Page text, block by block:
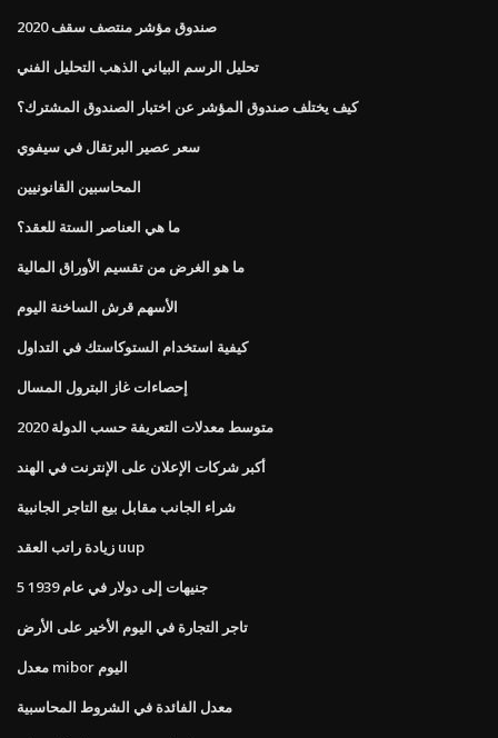
صندوق مؤشر منتصف سقف 2020
تحليل الرسم البياني الذهب التحليل الفني
كيف يختلف صندوق المؤشر عن اختبار الصندوق المشترك؟
سعر عصير البرتقال في سيفوي
المحاسبين القانونيين
ما هي العناصر الستة للعقد؟
ما هو الغرض من تقسيم الأوراق المالية
الأسهم قرش الساخنة اليوم
كيفية استخدام الستوكاستك في التداول
إحصاءات غاز البترول المسال
متوسط ​​معدلات التعريفة حسب الدولة 2020
أكبر شركات الإعلان على الإنترنت في الهند
شراء الجانب مقابل بيع التاجر الجانبية
زيادة راتب العقد uup
5 جنيهات إلى دولار في عام 1939
تاجر التجارة في اليوم الأخير على الأرض
معدل mibor اليوم
معدل الفائدة في الشروط المحاسبية